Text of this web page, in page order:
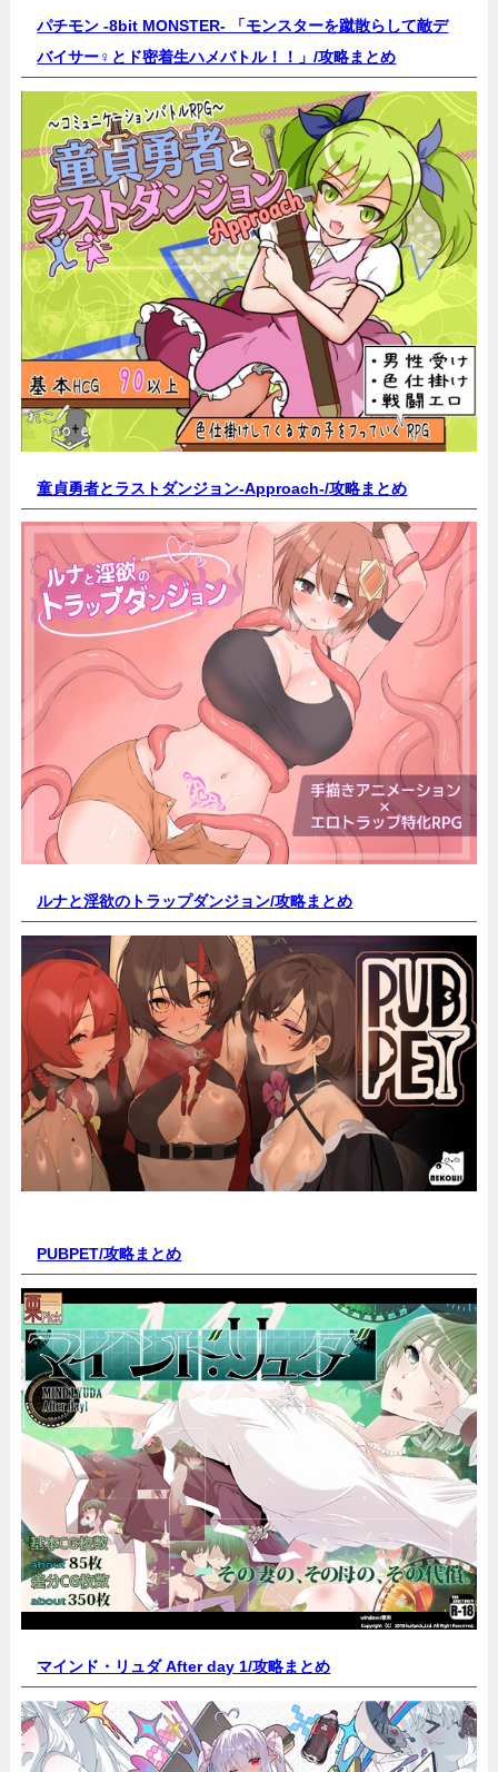
パチモン -8bit MONSTER- 「モンスターを蹴散らして敵デ
バイサー♀とド密着生ハメバトル！！」/攻略まとめ
童貞勇者とラストダンジョン-Approach-/攻略まとめ
ルナと淫欲のトラップダンジョン/攻略まとめ
PUBPET/攻略まとめ
マインド・リュダ After day 1/攻略まとめ